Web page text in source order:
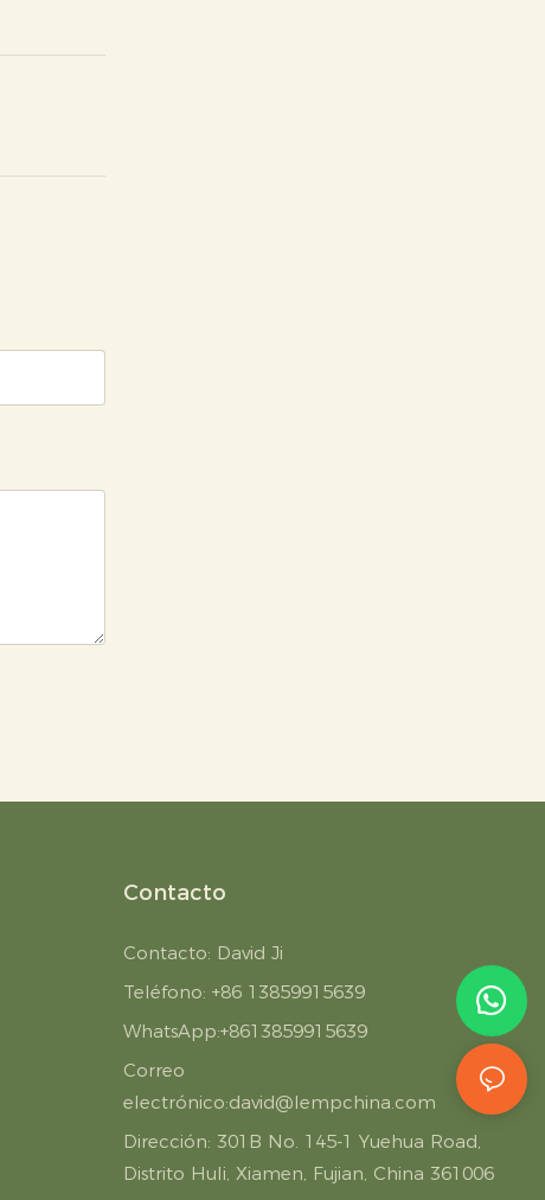
Contacto
Contacto: David Ji
Teléfono: +86 13859915639
WhatsApp:+8613859915639
Correo
electrónico:david@lempchina.com
Dirección: 301B No. 145-1 Yuehua Road,
Distrito Huli, Xiamen, Fujian, China 361006